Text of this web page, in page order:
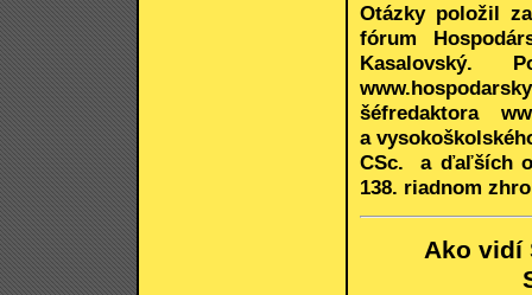
Otázky položil
fórum
Kasalovský.
šéfredaktora
a
CSc. a ďaľších
138. riadnom
Ako vidí